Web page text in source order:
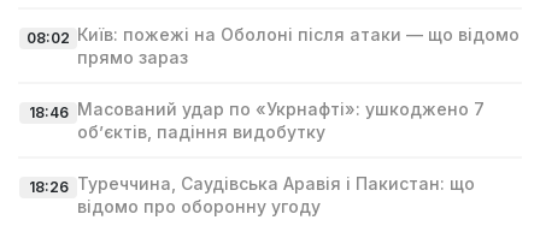
08:02 Київ: пожежі на Оболоні після атаки — що відомо
прямо зараз
18:46 Масований удар по «Укрнафті»: ушкоджено 7
об’єктів, падіння видобутку
18:26 Туреччина, Саудівська Аравія і Пакистан: що
відомо про оборонну угоду